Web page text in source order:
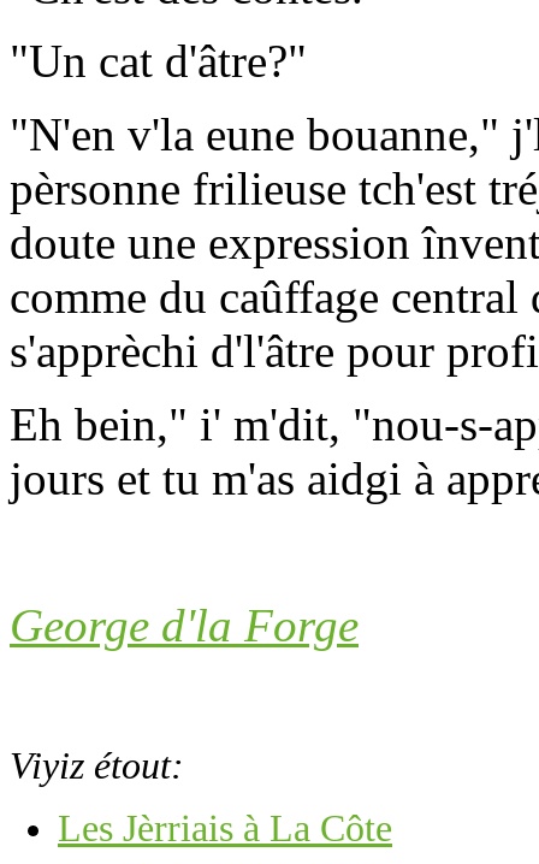
"Un cat d'âtre?"
"N'en v'la eune bouanne,"
pèrsonne frilieuse tch'est
doute une expression
comme du caûffage
s'apprèchi d'l'âtre pour
Eh bein," i' m'dit, "nou-s-
jours et tu m'as aidgi à
George d'la Forge
Viyiz étout:
Les Jèrriais à La Côte